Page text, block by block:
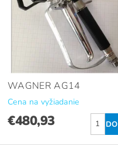
WAGNER AG14
Cena na vyžiadanie
€480,93